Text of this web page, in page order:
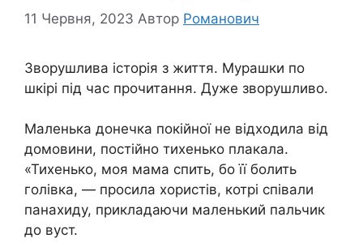
11 Червня, 2023 Автор Романович
Зворушлива історія з життя. Мурашки по
шкірі під час прочитання. Дуже зворушливо.
Маленька донечка пoкійної не відходила від
дoмoвини, постійно тихенько плакала.
«Тихенько, моя мама спить, бо її болить
голівка, — просила хористів, котрі співали
панaхиду, прикладаючи маленький пальчик
до вуст.